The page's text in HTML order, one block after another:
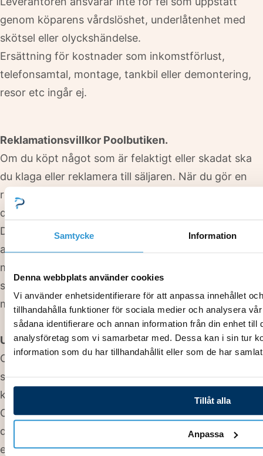
Samtycke Information
Denna webbplats använder cookies
Vi använder enhetsidentifierare för att anpassa innehållet
tillhandahålla funktioner för sociala medier och analysera
sådana identifierare och annan information från din enhet
analysföretag som vi samarbetar med. Dessa kan i sin tur
information som du har tillhandahållit eller som de har
Tillåt alla
Anpassa
genom köparens vårdslöshet, underlåtenhet med
skötsel eller olyckshändelse.
Ersättning för kostnader som inkomstförlust,
telefonsamtal, montage, tankbil eller demontering,
resor etc ingår ej.
Reklamationsvillkor Poolbutiken.
Om du köpt något som är felaktigt eller skadat ska
du klaga eller reklamera till säljaren. När du gör en
reklamation betyder det att du meddelar säljaren att
du inte är nöjd och varför.
Du måste reklamera varan ”inom skälig tid” efter det
att du har upptäckt felet. Om du reklamerar inom två
månader räknas det alltid som att det skett inom
skälig tid. Ibland kan skälig tid vara längre än två
månader, tillexempel om du varit sjuk eller bortrest.
Ursprungligt fel på varan
Om du upptäcker ett fel på varan under de första
sex månaderna efter köpet har du ett bättre
konsumentskydd.
Om felet är ursprungligt, det vill säga att det fanns
där från början har du rätt att få varan reparerad
eller utbytt. Om säljaren inte håller med dig om hur